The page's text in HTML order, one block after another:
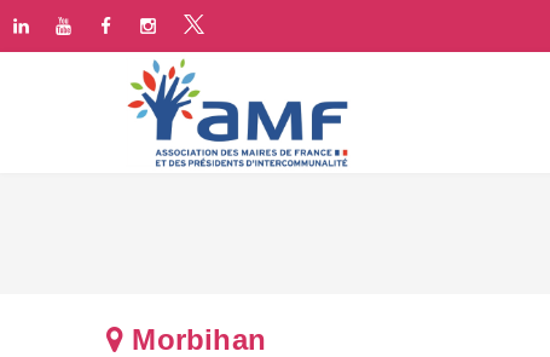
Morbihan